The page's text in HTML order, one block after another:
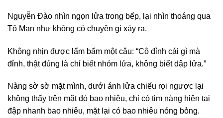
Nguyễn Đào nhìn ngọn lửa trong bếp, lại nhìn thoáng qua
Tô Mạn như không có chuyện gì xảy ra.
Không nhịn được lẩm bẩm một câu: “Cô đỉnh cái gì mà
đỉnh, thật đúng là chỉ biết nhóm lửa, không biết dập lửa.”
Nàng sờ sờ mặt mình, dưới ánh lửa chiếu rọi ngược lại
không thấy trên mặt đỏ bao nhiêu, chỉ có tim nàng hiện tại
đập nhanh bao nhiêu, mặt lại có bao nhiêu nóng bỏng.